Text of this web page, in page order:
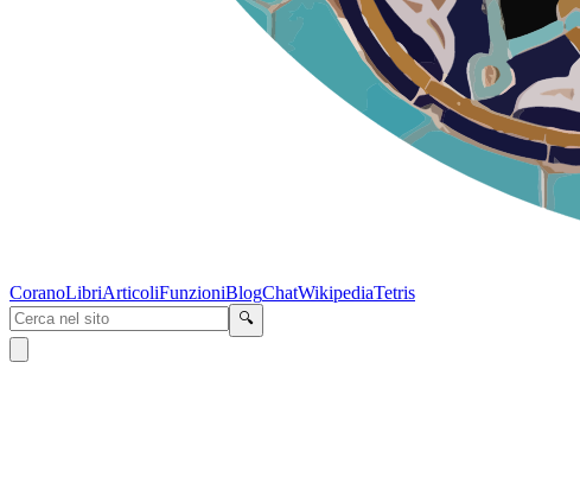
CoranoLibriArticoliFunzioniBlogChatWikipediaTetris
🔍